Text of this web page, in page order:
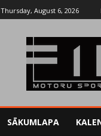
Thursday, August 6, 2026
SĀKUMLAPA